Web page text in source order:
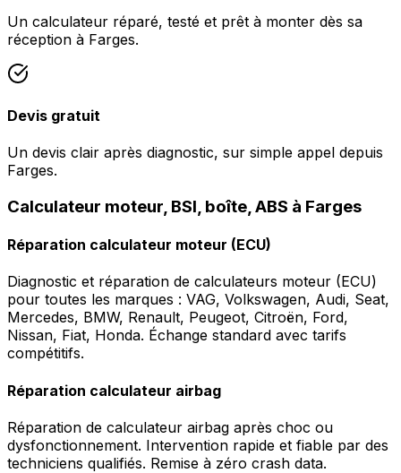
Un calculateur réparé, testé et prêt à monter dès sa
réception à Farges.
Devis gratuit
Un devis clair après diagnostic, sur simple appel depuis
Farges.
Calculateur moteur, BSI, boîte, ABS à Farges
Réparation calculateur moteur (ECU)
Diagnostic et réparation de calculateurs moteur (ECU)
pour toutes les marques : VAG, Volkswagen, Audi, Seat,
Mercedes, BMW, Renault, Peugeot, Citroën, Ford,
Nissan, Fiat, Honda. Échange standard avec tarifs
compétitifs.
Réparation calculateur airbag
Réparation de calculateur airbag après choc ou
dysfonctionnement. Intervention rapide et fiable par des
techniciens qualifiés. Remise à zéro crash data.